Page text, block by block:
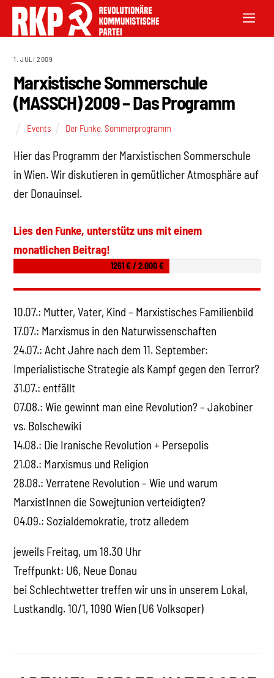
1. JULI 2009
Marxistische Sommerschule
(MASSCH) 2009 – Das Programm
Events Der Funke,Sommerprogramm
Hier das Programm der Marxistischen Sommerschule
in Wien. Wir diskutieren in gemütlicher Atmosphäre auf
der Donauinsel.
Lies den Funke, unterstütz uns mit einem
monatlichen Beitrag!
1261 € / 2.000 €
10.07.: Mutter, Vater, Kind – Marxistisches Familienbild
17.07.: Marxismus in den Naturwissenschaften
24.07.: Acht Jahre nach dem 11. September:
Imperialistische Strategie als Kampf gegen den Terror?
31.07.: entfällt
07.08.: Wie gewinnt man eine Revolution? – Jakobiner
vs. Bolschewiki
14.08.: Die Iranische Revolution + Persepolis
21.08.: Marxismus und Religion
28.08.: Verratene Revolution – Wie und warum
MarxistInnen die Sowejtunion verteidigten?
04.09.: Sozialdemokratie, trotz alledem
jeweils Freitag, um 18.30 Uhr
Treffpunkt: U6, Neue Donau
bei Schlechtwetter treffen wir uns in unserem Lokal,
Lustkandlg. 10/1, 1090 Wien (U6 Volksoper)